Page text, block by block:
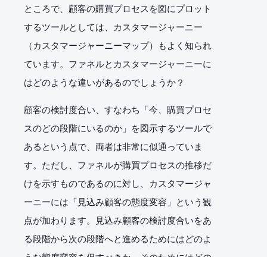
ところで、顧客の購買プロセスを図にプロット
するツールとしては、カスタマージャーニー
（カスタマージャーニーマップ）もよく知られ
ています。ファネルとカスタマージャーニーに
はどのような違いがあるのでしょうか？
顧客の検討度合い、すなわち「今、購買プロセ
スのどの段階にいるのか」を図示するツールで
あるという点で、両者は非常に似通っていま
す。ただし、ファネルが購買プロセスの推移だ
けを示すものであるのに対し、カスタマージャ
ーニーには「見込み顧客の態度変容」という観
点が加わります。見込み顧客の検討度合いをあ
る段階から次の段階へと進めるためにはどのよ